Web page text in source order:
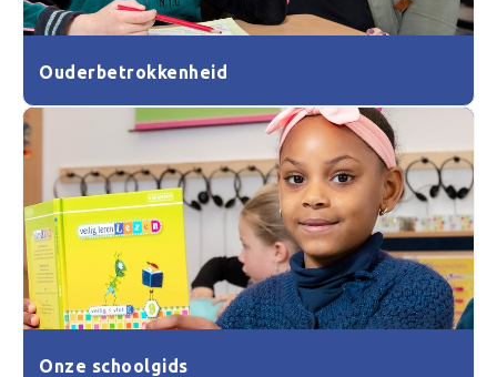
Ouderbetrokkenheid
Onze schoolgids